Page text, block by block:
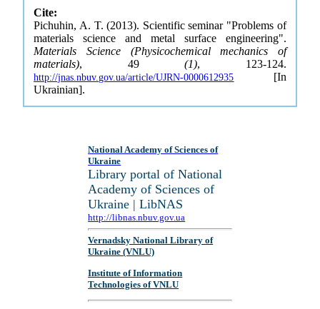
Cite:
Pichuhin, A. T. (2013). Scientific seminar "Problems of
materials science and metal surface engineering".
Materials Science (Physicochemical mechanics of
materials), 49(1), 123-124.
http://jnas.nbuv.gov.ua/article/UJRN-0000612935 [In
Ukrainian].
National Academy of Sciences of
Ukraine
Library portal of National
Academy of Sciences of
Ukraine | LibNAS
http://libnas.nbuv.gov.ua
Vernadsky National Library of
Ukraine (VNLU)
Institute of Information
Technologies of VNLU